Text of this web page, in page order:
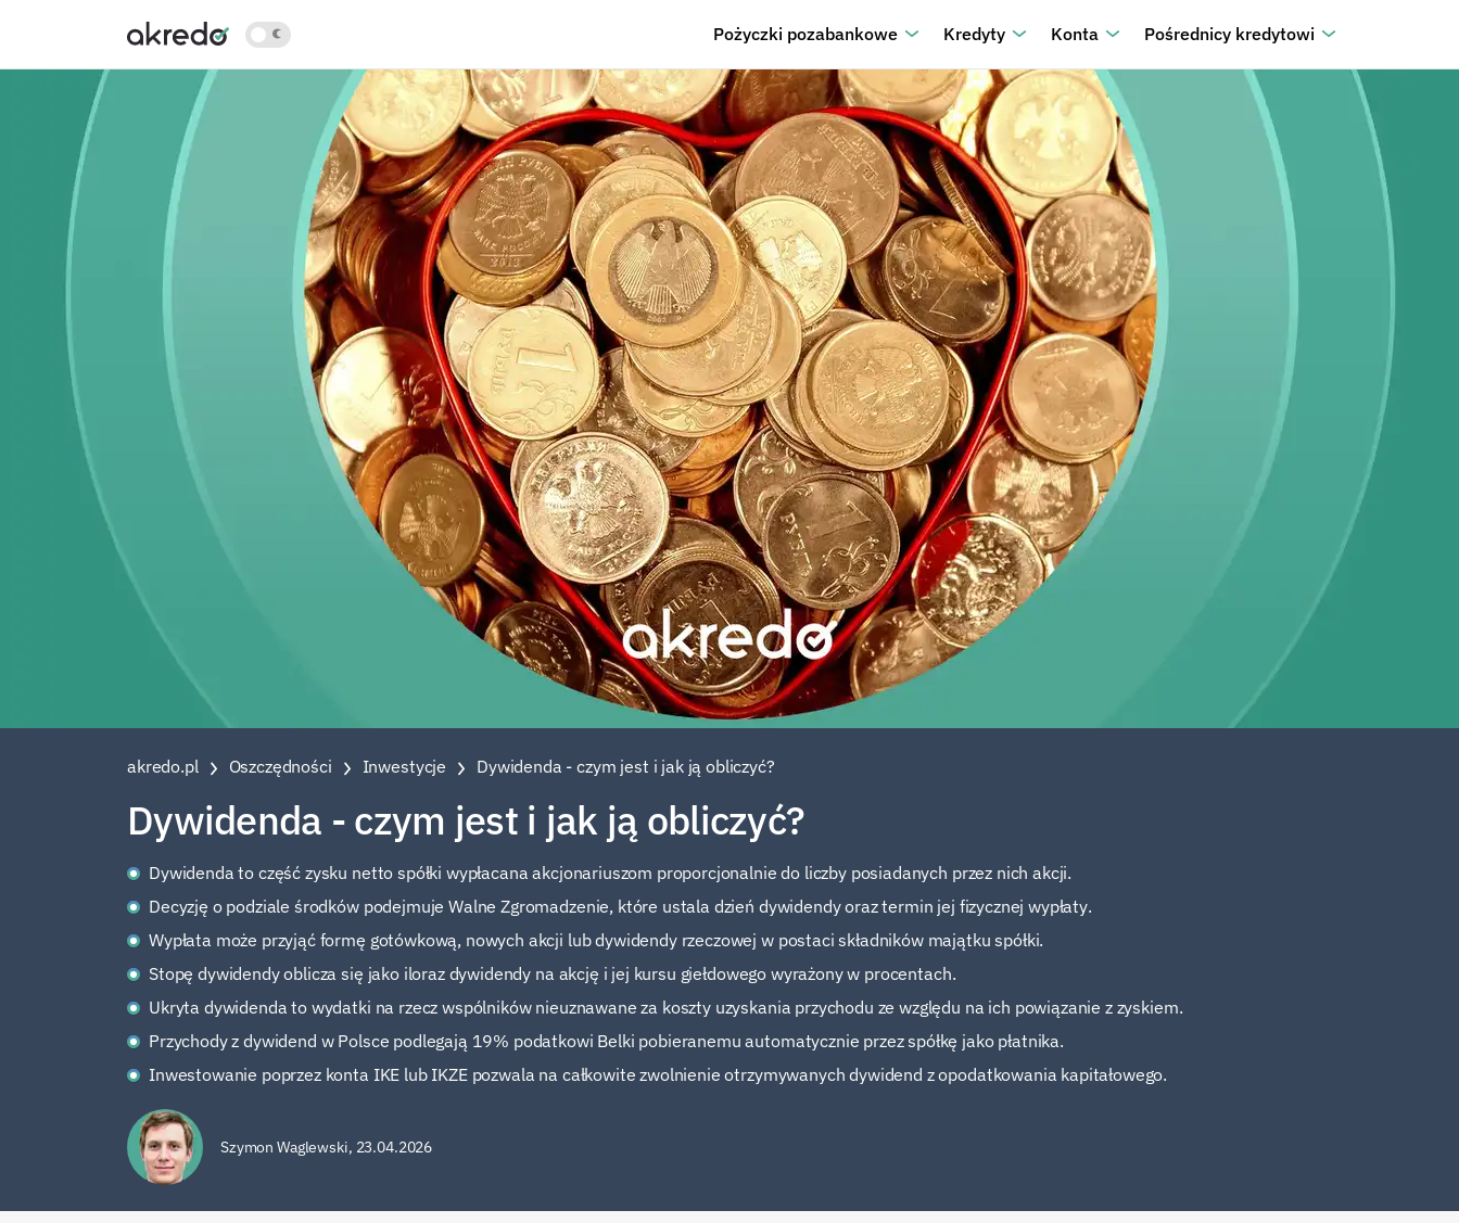
Pożyczki pozabankowe Kredyty Konta Pośrednicy kredytowi
akredo.pl Oszczędności Inwestycje Dywidenda - czym jest i jak ją obliczyć?
Dywidenda - czym jest i jak ją obliczyć?
Dywidenda to część zysku netto spółki wypłacana akcjonariuszom proporcjonalnie do liczby posiadanych przez nich akcji.
Decyzję o podziale środków podejmuje Walne Zgromadzenie, które ustala dzień dywidendy oraz termin jej fizycznej wypłaty.
Wypłata może przyjąć formę gotówkową, nowych akcji lub dywidendy rzeczowej w postaci składników majątku spółki.
Stopę dywidendy oblicza się jako iloraz dywidendy na akcję i jej kursu giełdowego wyrażony w procentach.
Ukryta dywidenda to wydatki na rzecz wspólników nieuznawane za koszty uzyskania przychodu ze względu na ich powiązanie z zyskiem.
Przychody z dywidend w Polsce podlegają 19% podatkowi Belki pobieranemu automatycznie przez spółkę jako płatnika.
Inwestowanie poprzez konta IKE lub IKZE pozwala na całkowite zwolnienie otrzymywanych dywidend z opodatkowania kapitałowego.
Szymon Waglewski, 23.04.2026